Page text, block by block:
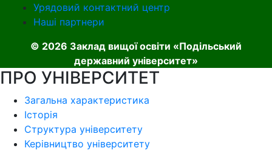
Урядовий контактний центр
Наші партнери
© 2026 Заклад вищої освіти «Подільський
державний університет»
ПРО УНІВЕРСИТЕТ
Загальна характеристика
Історія
Структура університету
Керівництво університету